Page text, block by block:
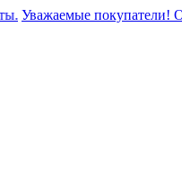
Уважаемые покупатели!